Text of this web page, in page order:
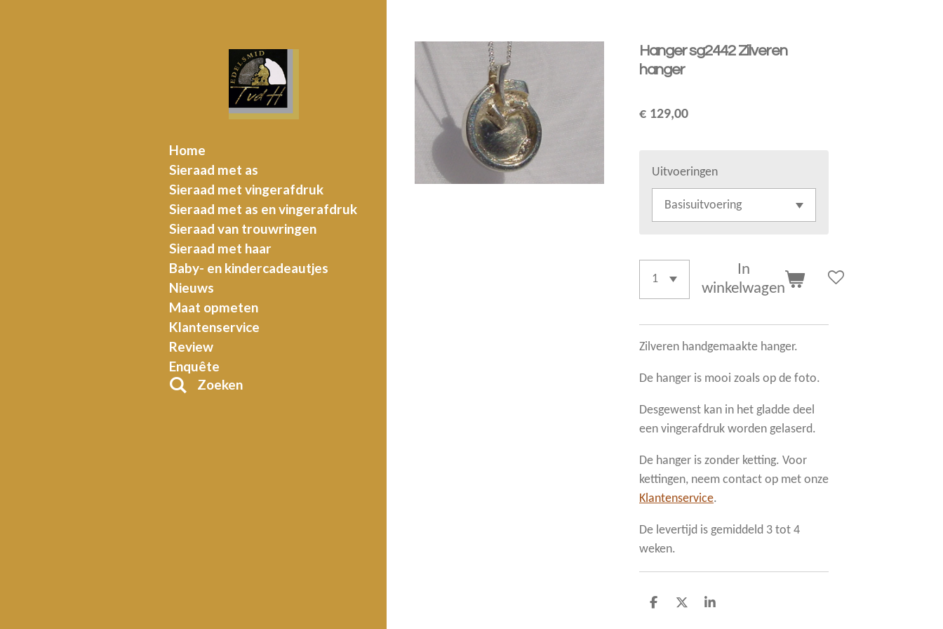
Hanger sg2442 Zilveren
hanger
€ 129,00
Uitvoeringen
In
winkelwagen
Zilveren handgemaakte hanger.
De hanger is mooi zoals op de foto.
Desgewenst kan in het gladde deel
een vingerafdruk worden gelaserd.
De hanger is zonder ketting. Voor
kettingen, neem contact op met onze
Klantenservice.
De levertijd is gemiddeld 3 tot 4
weken.
D
D
S
Home
Sieraad met as
Sieraad met vingerafdruk
Sieraad met as en vingerafdruk
Sieraad van trouwringen
Sieraad met haar
Baby- en kindercadeautjes
Nieuws
Maat opmeten
Klantenservice
Review
Enquête
Zoeken